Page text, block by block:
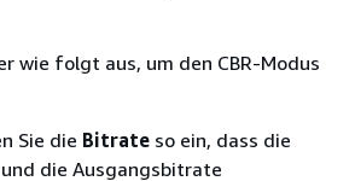
wie folgt aus, um den CBR-Modus
Sie die Bitrate so ein, dass die
die Ausgangsbitrate